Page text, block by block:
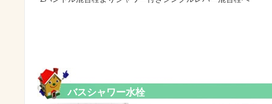
バスシャワー水栓